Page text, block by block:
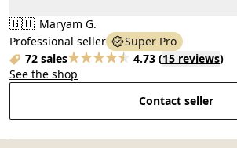
🇬🇧 Maryam G.
Professional seller
Super Pro
72 sales
4.73 (15 reviews)
See the shop
Contact seller